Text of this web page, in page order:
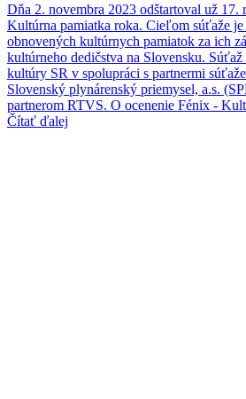
Dňa 2. novembra 2023 odštartoval už 17.
Kultúrna pamiatka roka. Cieľom súťaže
obnovených kultúrnych pamiatok za ich
kultúrneho dedičstva na Slovensku.
kultúry SR v spolupráci s partnermi
Slovenský plynárenský priemysel, a.s.
partnerom RTVS. O ocenenie Fénix -
Čítať ďalej